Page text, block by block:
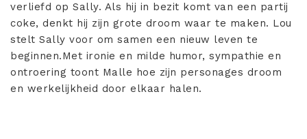
verliefd op Sally. Als hij in bezit komt van een partij
coke, denkt hij zijn grote droom waar te maken. Lou
stelt Sally voor om samen een nieuw leven te
beginnen.Met ironie en milde humor, sympathie en
ontroering toont Malle hoe zijn personages droom
en werkelijkheid door elkaar halen.